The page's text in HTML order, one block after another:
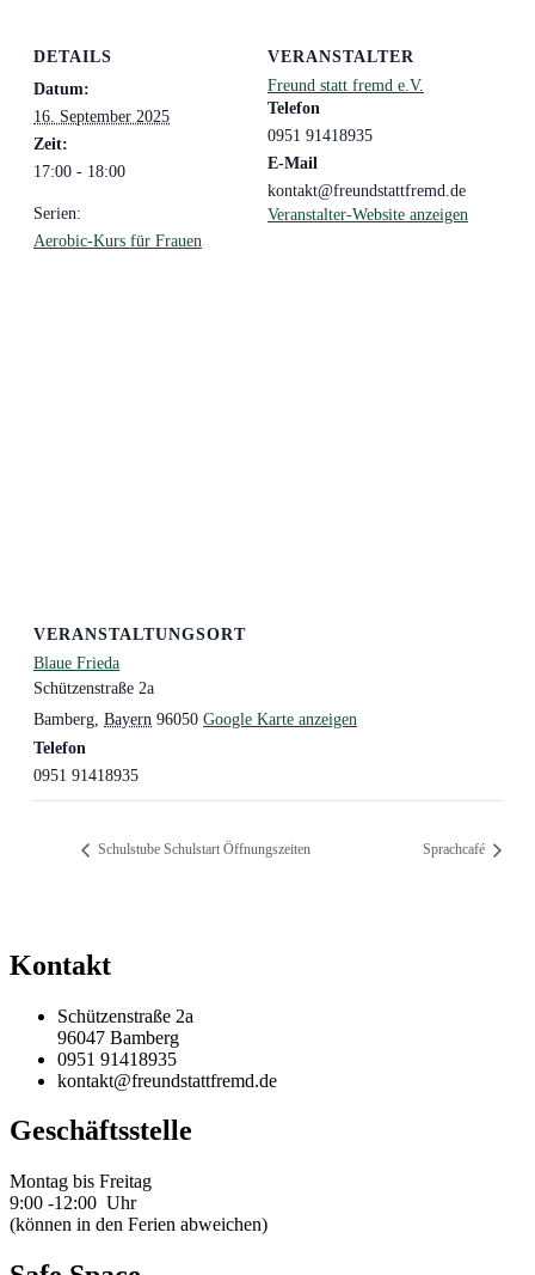
DETAILS
Datum:
16. September 2025
Zeit:
17:00 - 18:00
Serien:
Aerobic-Kurs für Frauen
VERANSTALTER
Freund statt fremd e.V.
Telefon
0951 91418935
E-Mail
kontakt@freundstattfremd.de
Veranstalter-Website anzeigen
VERANSTALTUNGSORT
Blaue Frieda
Schützenstraße 2a
Bamberg Bayern 96050 Google Karte anzeigen
Telefon
0951 91418935
Schulstube Schulstart Öffnungszeiten Sprachcafé
Kontakt
Schützenstraße 2a
96047 Bamberg
0951 91418935
kontakt@freundstattfremd.de
Geschäftsstelle
Montag bis Freitag
9:00 -12:00 Uhr
(können in den Ferien abweichen)